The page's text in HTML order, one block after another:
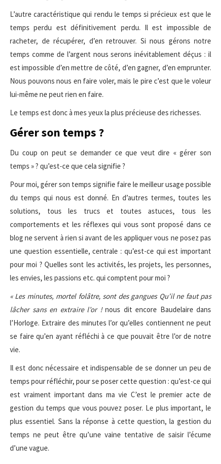
L’autre caractéristique qui rendu le temps si précieux est que le
temps perdu est définitivement perdu. Il est impossible de
racheter, de récupérer, d’en retrouver. Si nous gérons notre
temps comme de l’argent nous serons inévitablement déçus : il
est impossible d’en mettre de côté, d’en gagner, d’en emprunter.
Nous pouvons nous en faire voler, mais le pire c’est que le voleur
lui-même ne peut rien en faire.
Le temps est donc à mes yeux la plus précieuse des richesses.
Gérer son temps ?
Du coup on peut se demander ce que veut dire « gérer son
temps » ? qu’est-ce que cela signifie ?
Pour moi, gérer son temps signifie faire le meilleur usage possible
du temps qui nous est donné. En d’autres termes, toutes les
solutions, tous les trucs et toutes astuces, tous les
comportements et les réflexes qui vous sont proposé dans ce
blog ne servent à rien si avant de les appliquer vous ne posez pas
une question essentielle, centrale : qu’est-ce qui est important
pour moi ? Quelles sont les activités, les projets, les personnes,
les envies, les passions etc. qui comptent pour moi ?
« Les minutes, mortel folâtre, sont des gangues Qu’il ne faut pas
lâcher sans en extraire l’or !nous dit encore Baudelaire dans
l’Horloge. Extraire des minutes l’or qu’elles contiennent ne peut
se faire qu’en ayant réfléchi à ce que pouvait être l’or de notre
vie.
Il est donc nécessaire et indispensable de se donner un peu de
temps pour réfléchir, pour se poser cette question : qu’est-ce qui
est vraiment important dans ma vie C’est le premier acte de
gestion du temps que vous pouvez poser. Le plus important, le
plus essentiel. Sans la réponse à cette question, la gestion du
temps ne peut être qu’une vaine tentative de saisir l’écume
d’une vague.